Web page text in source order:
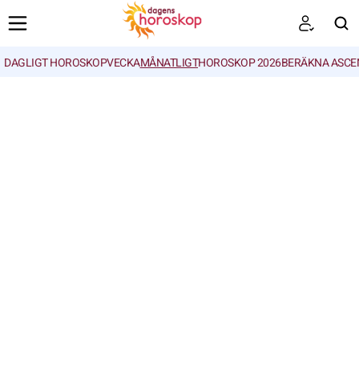
DAGLIGT HOROSKOPVECKAMÅNATLIGTHOROSKOP 2026BERÄKNA